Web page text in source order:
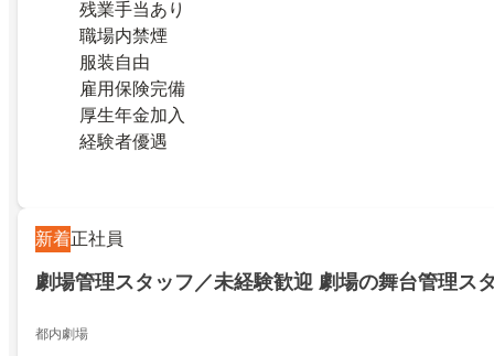
残業手当あり
職場内禁煙
服装自由
雇用保険完備
厚生年金加入
経験者優遇
新着正社員
劇場管理スタッフ／未経験歓迎 劇場の舞台管理ス
都内劇場